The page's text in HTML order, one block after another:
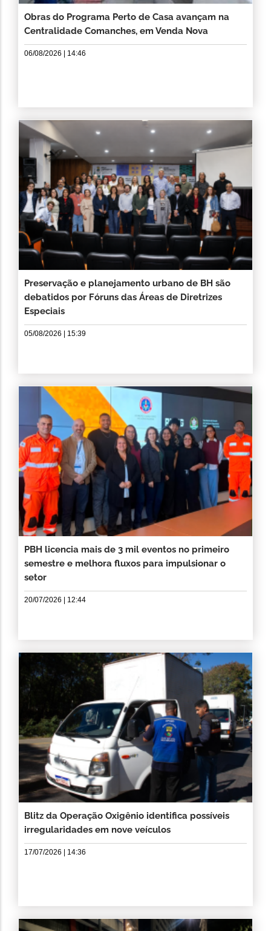
Obras do Programa Perto de Casa avançam na
Centralidade Comanches, em Venda Nova
06/08/2026 | 14:46
Preservação e planejamento urbano de BH são
debatidos por Fóruns das Áreas de Diretrizes
Especiais
05/08/2026 | 15:39
PBH licencia mais de 3 mil eventos no primeiro
semestre e melhora fluxos para impulsionar o
setor
20/07/2026 | 12:44
Blitz da Operação Oxigênio identifica possíveis
irregularidades em nove veículos
17/07/2026 | 14:36